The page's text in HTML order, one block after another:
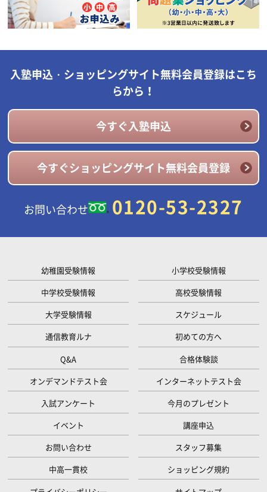
入塾申込・ショッピングサイト無料会員登録はこち
らから！
今すぐ入塾申込
今すぐショッピングサイト無料会員登録
お問い合わせ 0120-53-2327
幼稚園受験情報
小学校受験情報
中学校受験情報
高校受験情報
大学受験情報
スケジュール
通信教育ルナ
初めての方へ
Q&A
合格体験談
オンデマンドテスト会
インターネットテスト会
入試アンケート
今月のプレゼント
イベント
講座申込
お問い合わせ
スタッフ募集
中高一貫校
ショッピング規約